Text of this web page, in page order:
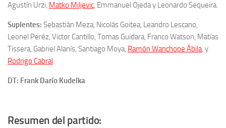
Agustín Urzi, Matko Miljevic, Emmanuel Ojeda y Leonardo Sequeira.
Suplentes: Sebastián Meza, Nicolás Goitea, Leandro Lescano,
Leonel Peréz, Victor Cantillo, Tomas Guidara, Franco Watson, Matías
Tissera, Gabriel Alanís, Santiago Moya, Ramón Wanchope Ábila, y
Rodrigo Cabral.
DT: Frank Darío Kudelka
Resumen del partido: